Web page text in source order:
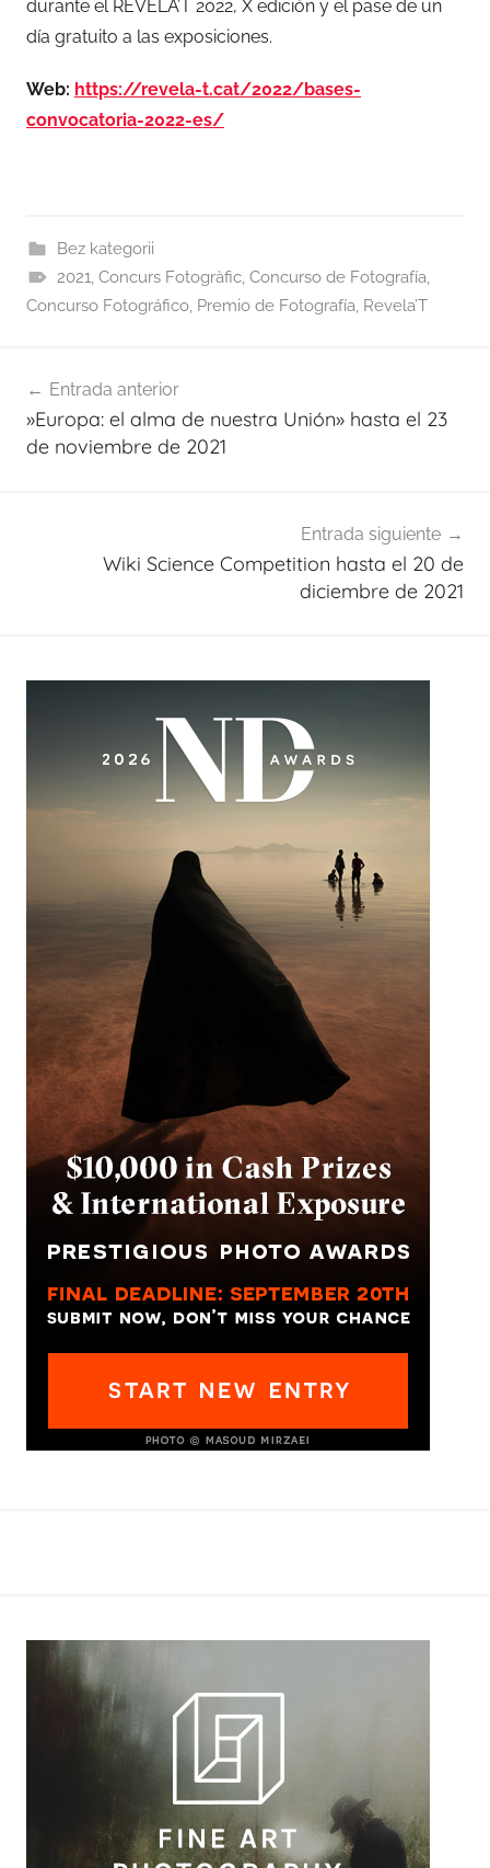
durante el REVELA’T 2022, X edición y el pase de un
día gratuito a las exposiciones.
Web: https://revela-t.cat/2022/bases-
convocatoria-2022-es/
Bez kategorii
2021, Concurs Fotogràfic, Concurso de Fotografía,
Concurso Fotográfico, Premio de Fotografía, Revela’T
de
entradas
Entrada anterior
»Europa: el alma de nuestra Unión» hasta el 23
de noviembre de 2021
Entrada siguiente
Wiki Science Competition hasta el 20 de
diciembre de 2021